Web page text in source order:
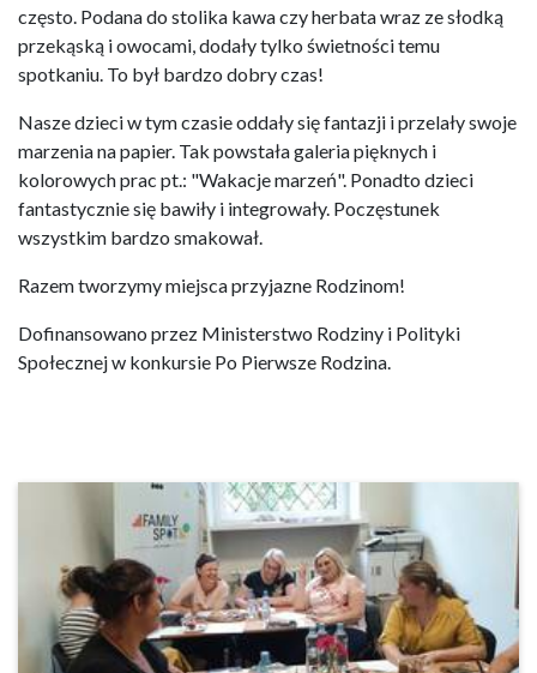
często. Podana do stolika kawa czy herbata wraz ze słodką
przekąską i owocami, dodały tylko świetności temu
spotkaniu. To był bardzo dobry czas!
Nasze dzieci w tym czasie oddały się fantazji i przelały swoje
marzenia na papier. Tak powstała galeria pięknych i
kolorowych prac pt.: "Wakacje marzeń". Ponadto dzieci
fantastycznie się bawiły i integrowały. Poczęstunek
wszystkim bardzo smakował.
Razem tworzymy miejsca przyjazne Rodzinom!
Dofinansowano przez Ministerstwo Rodziny i Polityki
Społecznej w konkursie Po Pierwsze Rodzina.